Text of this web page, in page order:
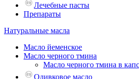
Лечебные пасты
Препараты
Натуральные масла
Масло йеменское
Масло черного тмина
Масло черного тмина в
Оливковое масло